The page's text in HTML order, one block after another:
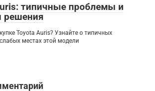
типичные проблемы и
решения
Toyota Auris? Узнайте о типичных
местах этой модели